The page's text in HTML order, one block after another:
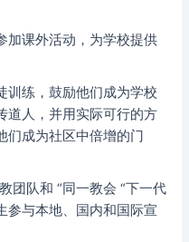
加课外活动，为学校提供
训练，鼓励他们成为学校
道人，并用实际可行的方
们成为社区中倍增的门
团队和 “同一教会 “下一代
参与本地、国内和国际宣